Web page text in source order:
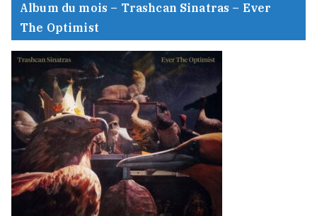
Album du mois – Trashcan Sinatras – Ever
The Optimist